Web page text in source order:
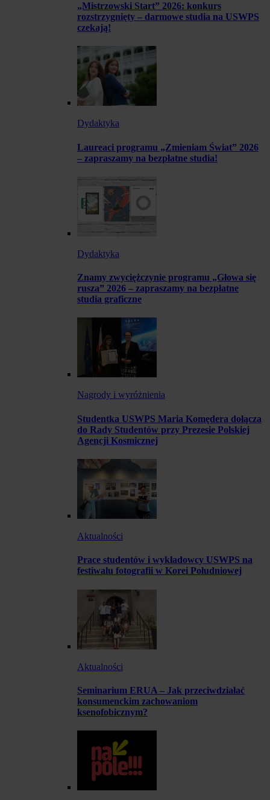
„Mistrzowski Start” 2026: konkurs
rozstrzygnięty – darmowe studia na USWPS
czekają!
Dydaktyka
Laureaci programu „Zmieniam Świat” 2026
– zapraszamy na bezpłatne studia!
Dydaktyka
Znamy zwyciężczynie programu „Głowa się
rusza” 2026 – zapraszamy na bezpłatne
studia graficzne
Nagrody i wyróżnienia
Studentka USWPS Maria Komędera dołącza
do Rady Studentów przy Prezesie Polskiej
Agencji Kosmicznej
Aktualności
Prace studentów i wykładowcy USWPS na
festiwalu fotografii w Korei Południowej
Aktualności
Seminarium ERUA – Jak przeciwdziałać
konsumenckim zachowaniom
ksenofobicznym?